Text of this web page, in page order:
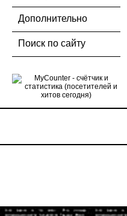
Дополнительно
Поиск по сайту